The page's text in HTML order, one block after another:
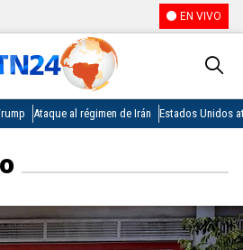
EN VIVO
Ataque al régimen de Irán Estados Unidos